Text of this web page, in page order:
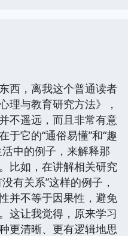
西，离我这个普通读者
理与教育研究方法》，
不遥远，而且非常有意
于它的“通俗易懂”和“趣
中的例子，来解释那
比如，在讲解相关研究
有关系”这样的例子，
并不等于因果性，避免
这让我觉得，原来学习
更清晰、更有逻辑地思